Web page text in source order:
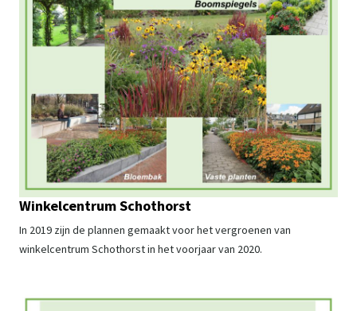
Winkelcentrum Schothorst
In 2019 zijn de plannen gemaakt voor het vergroenen van
winkelcentrum Schothorst in het voorjaar van 2020.